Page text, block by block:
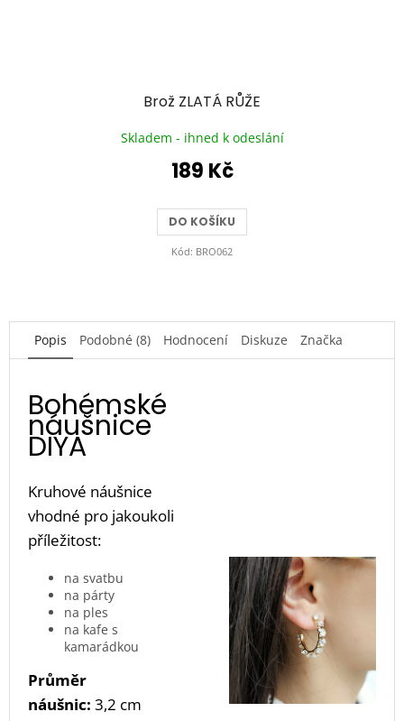
Brož ZLATÁ RŮŽE
Skladem - ihned k odeslání
189 Kč
DO KOŠÍKU
Kód: BRO062
Popis Podobné (8) Hodnocení Diskuze Značka
Bohémské
náušnice
DIYA
Kruhové náušnice
vhodné pro jakoukoli
příležitost:
na svatbu
na párty
na ples
na kafe s
kamarádkou
Průměr
náušnic: 3,2 cm